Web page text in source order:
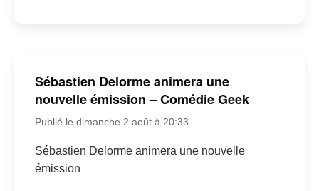
Sébastien Delorme animera une
nouvelle émission – Comédie Geek
Publié le dimanche 2 août à 20:33
Sébastien Delorme animera une nouvelle
émission